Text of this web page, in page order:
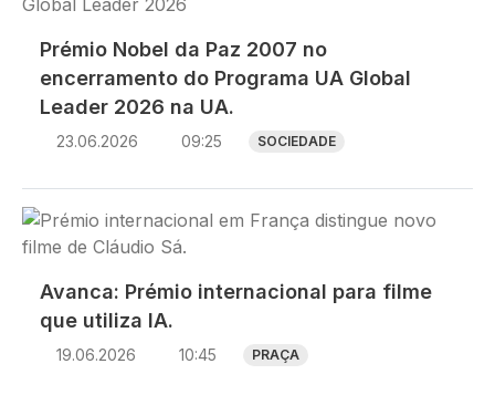
Prémio Nobel da Paz 2007 no
encerramento do Programa UA Global
Leader 2026 na UA.
23.06.2026 09:25 SOCIEDADE
Imagem
Avanca: Prémio internacional para filme
que utiliza IA.
19.06.2026 10:45 PRAÇA